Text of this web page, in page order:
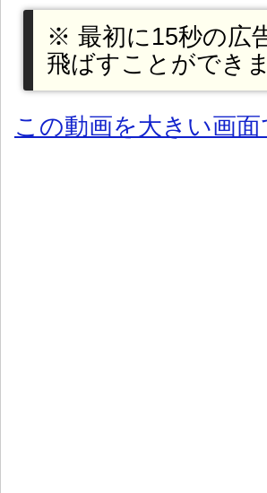
※ 最初に15秒の広
飛ばすことができ
この動画を大きい画面